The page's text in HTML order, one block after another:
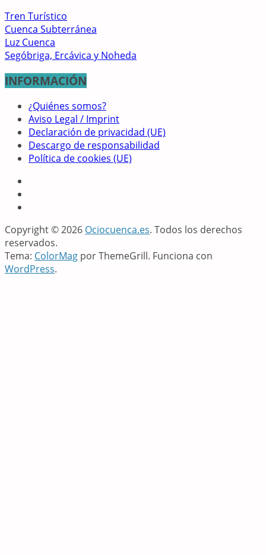
Tren Turístico
Cuenca Subterránea
Luz Cuenca
Segóbriga, Ercávica y Noheda
INFORMACIÓN
¿Quiénes somos?
Aviso Legal / Imprint
Declaración de privacidad (UE)
Descargo de responsabilidad
Política de cookies (UE)
Copyright © 2026 Ociocuenca.es. Todos los derechos
reservados.
Tema: ColorMag por ThemeGrill. Funciona con
WordPress.